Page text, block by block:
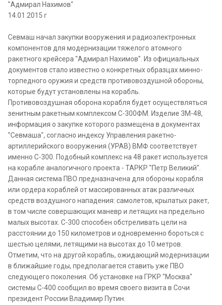
"Адмирал Нахимов"
14.01.2015 г
Севмаш начал закупки вооружения и радиоэлектронных
компонентов для модернизации тяжелого атомного
ракетного крейсера "Адмирал Нахимов". Из официальных
документов стало известно о конкретных образцах минно-
торпедного оружия и средств противовоздушной обороны,
которые будут установлены на корабль.
Противовоздушная оборона корабля будет осуществляться
зенитным ракетным комплексом С-300ФМ. Изделие 3М-48,
информация о закупке которого размещена в документах
"Севмаша", согласно индексу Управления ракетно-
артиллерийского вооружения (УРАВ) ВМФ соответствует
именно С-300. Подобный комплекс на 48 ракет используется
на корабле аналогичного проекта - ТАРКР "Петр Великий".
Данная система ПВО предназначена для обороны корабля
или ордера кораблей от массированных атак различных
средств воздушного нападения: самолетов, крылатых ракет,
в том числе совершающих маневр и летящих на предельно
малых высотах. С-300 способен обстреливать цели на
расстоянии до 150 километров и одновременно бороться с
шестью целями, летящими на высотах до 10 метров.
Отметим, что на другой корабль, ожидающий модернизации
в ближайшие годы, предполагается ставить уже ПВО
следующего поколения. Об установке на ГРКР "Москва"
системы С-400 сообщил во время своего визита в Сочи
президент России Владимир Путин.